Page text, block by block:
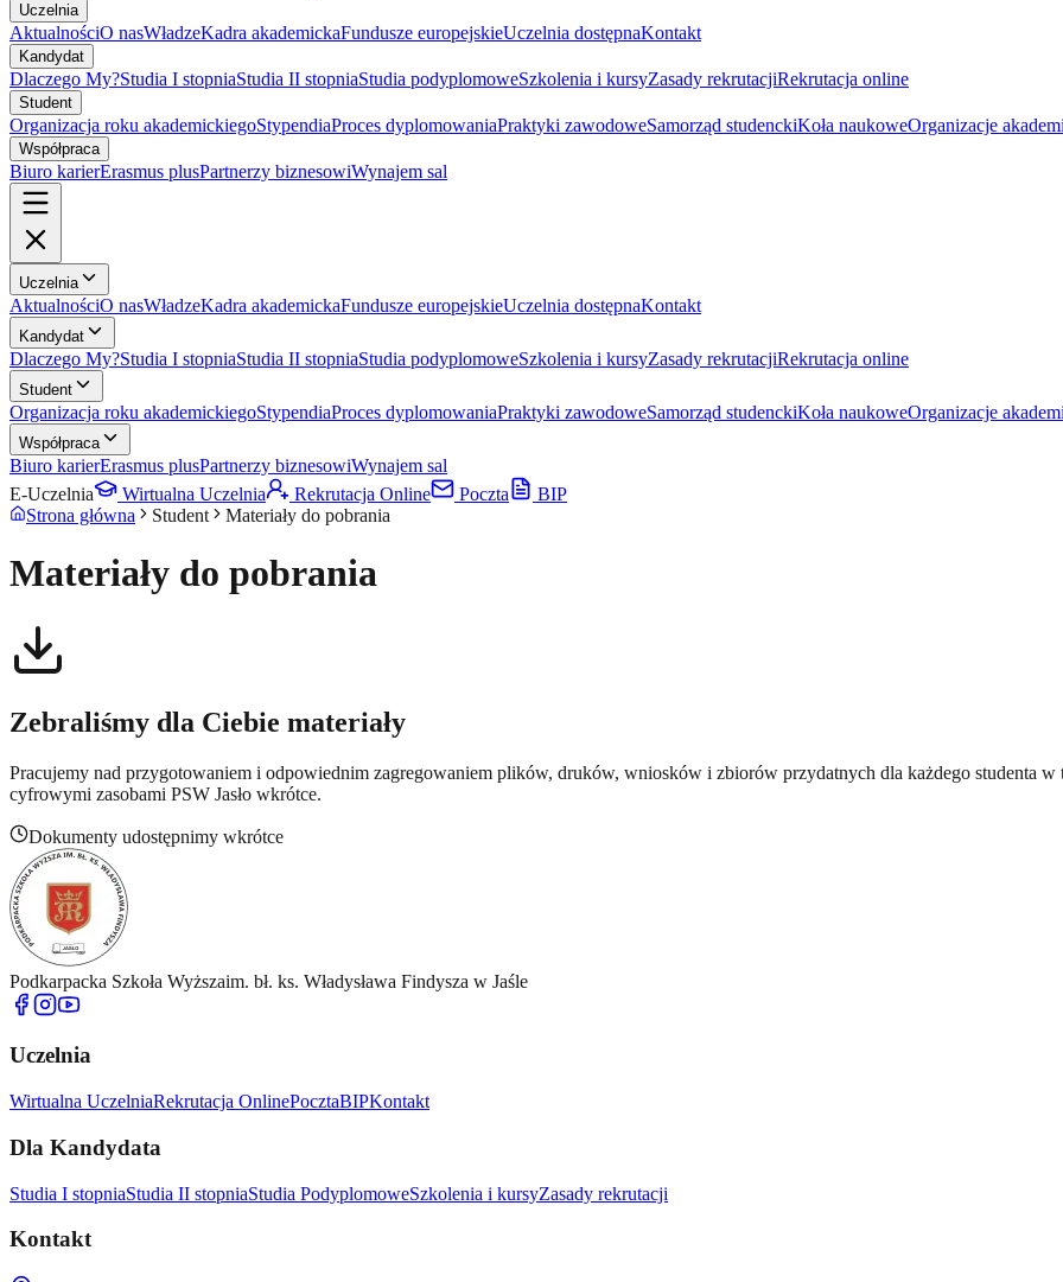
Uczelnia
AktualnościO nasWładzeKadra akademickaFundusze europejskieUczelnia dostępnaKontakt
Kandydat
Dlaczego My?Studia I stopniaStudia II stopniaStudia podyplomoweSzkolenia i kursyZasady rekrutacjiRekrutacja online
Student
Organizacja roku akademickiegoStypendiaProces dyplomowaniaPraktyki zawodoweSamorząd studenckiKoła naukoweOrganizacje
Współpraca
Biuro karierErasmus plusPartnerzy biznesowiWynajem sal
Uczelnia
AktualnościO nasWładzeKadra akademickaFundusze europejskieUczelnia dostępnaKontakt
Kandydat
Dlaczego My?Studia I stopniaStudia II stopniaStudia podyplomoweSzkolenia i kursyZasady rekrutacjiRekrutacja online
Student
Organizacja roku akademickiegoStypendiaProces dyplomowaniaPraktyki zawodoweSamorząd studenckiKoła naukoweOrganizacje
Współpraca
Biuro karierErasmus plusPartnerzy biznesowiWynajem sal
E-Uczelnia
Wirtualna Uczelnia Rekrutacja Online Poczta
BIP
Strona główna
Student Materiały do pobrania
Materiały do pobrania
Zebraliśmy dla Ciebie materiały
Pracujemy nad przygotowaniem i odpowiednim zagregowaniem plików, druków, wniosków i zbiorów przydatnych dla każdego studenta w
cyfrowymi zasobami PSW Jasło wkrótce.
Dokumenty udostępnimy wkrótce
Podkarpacka Szkoła Wyższaim. bł. ks. Władysława Findysza w Jaśle
Uczelnia
Wirtualna UczelniaRekrutacja OnlinePocztaBIPKontakt
Dla Kandydata
Studia I stopniaStudia II stopniaStudia PodyplomoweSzkolenia i kursyZasady rekrutacji
Kontakt